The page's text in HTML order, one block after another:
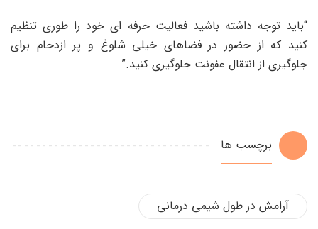
“باید توجه داشته باشید فعالیت حرفه ای خود را طوری تنظیم
کنید که از حضور در فضاهای خیلی شلوغ و پر ازدحام برای
جلوگیری از انتقال عفونت جلوگیری کنید.”
برچسب ها
آرامش در طول شیمی درمانی